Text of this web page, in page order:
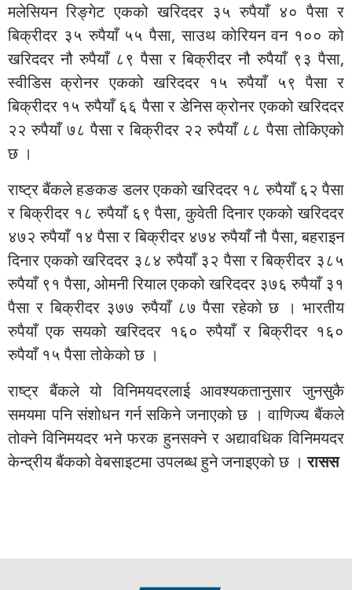
मलेसियन रिङ्गेट एकको खरिददर ३५ रुपैयाँ ४० पैसा र
बिक्रीदर ३५ रुपैयाँ ५५ पैसा, साउथ कोरियन वन १०० को
खरिददर नौ रुपैयाँ ८९ पैसा र बिक्रीदर नौ रुपैयाँ ९३ पैसा,
स्वीडिस क्रोनर एकको खरिददर १५ रुपैयाँ ५९ पैसा र
बिक्रीदर १५ रुपैयाँ ६६ पैसा र डेनिस क्रोनर एकको खरिददर
२२ रुपैयाँ ७८ पैसा र बिक्रीदर २२ रुपैयाँ ८८ पैसा तोकिएको
छ ।
राष्ट्र बैंकले हङकङ डलर एकको खरिददर १८ रुपैयाँ ६२ पैसा
र बिक्रीदर १८ रुपैयाँ ६९ पैसा, कुवेती दिनार एकको खरिददर
४७२ रुपैयाँ १४ पैसा र बिक्रीदर ४७४ रुपैयाँ नौ पैसा, बहराइन
दिनार एकको खरिददर ३८४ रुपैयाँ ३२ पैसा र बिक्रीदर ३८५
रुपैयाँ ९१ पैसा, ओमनी रियाल एकको खरिददर ३७६ रुपैयाँ ३१
पैसा र बिक्रीदर ३७७ रुपैयाँ ८७ पैसा रहेको छ । भारतीय
रुपैयाँ एक सयको खरिददर १६० रुपैयाँ र बिक्रीदर १६०
रुपैयाँ १५ पैसा तोकेको छ ।
राष्ट्र बैंकले यो विनिमयदरलाई आवश्यकतानुसार जुनसुकै
समयमा पनि संशोधन गर्न सकिने जनाएको छ । वाणिज्य बैंकले
तोक्ने विनिमयदर भने फरक हुनसक्ने र अद्यावधिक विनिमयदर
केन्द्रीय बैंकको वेबसाइटमा उपलब्ध हुने जनाइएको छ ।रासस